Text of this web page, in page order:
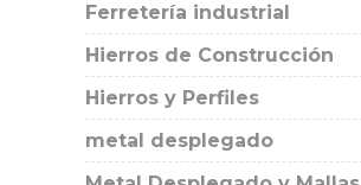
Ferretería industrial
Hierros de Construcción
Hierros y Perfiles
metal desplegado